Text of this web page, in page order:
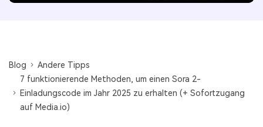
Blog
Andere Tipps
7 funktionierende Methoden, um einen Sora 2-
Einladungscode im Jahr 2025 zu erhalten (+ Sofortzugang
auf Media.io)